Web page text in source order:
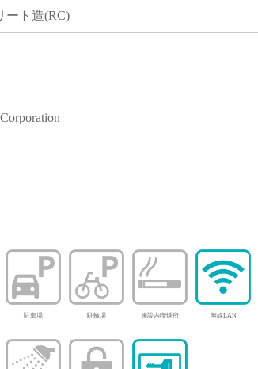
ート造(RC)
駐車場 駐輪場 施設内喫煙所 無線LAN